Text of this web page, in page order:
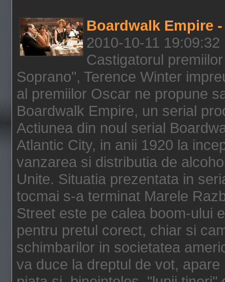
Boardwalk Empire
2010-10-11 19:09:32
Castigatorul
Soprano", Terence Winter
al premiilor Oscar ne propune
Boardwalk Empire, un serial
Actiunea din noul serial
Atlantic City, in anii 1920 la
vanzarea si distributia de
Unite. Situatia prezentata in
tocmai s-a terminat Marele
Street este pe calea boom-ului
pentru pretul corect, chiar si
schimbarilor in societatea
va duce la dreptul de vot,